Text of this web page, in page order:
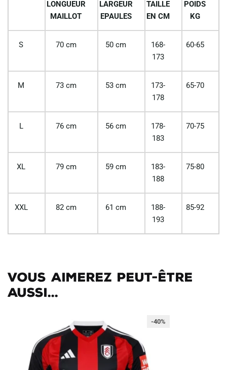
LONGUEUR
MAILLOT
LARGEUR
EPAULES
TAILLE
EN CM
POIDS
KG
S 70 cm 50 cm
168-
173
60-65
M 73 cm 53 cm
173-
178
65-70
L 76 cm 56 cm
178-
183
70-75
XL 79 cm 59 cm
183-
188
75-80
XXL 82 cm 61 cm
188-
193
85-92
Vous aimerez peut-être
aussi...
-40%